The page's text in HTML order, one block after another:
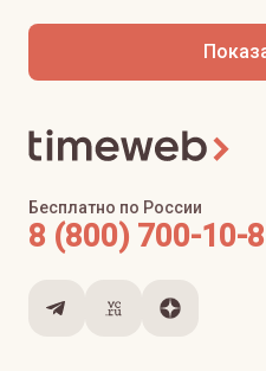
Бесплатно по России
8 (800) 700-10-